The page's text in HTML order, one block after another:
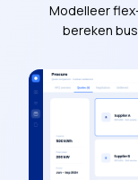
Modelleer
bereken